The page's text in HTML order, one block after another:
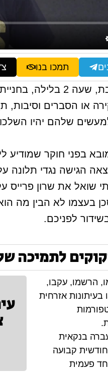
תמכו בנו
בחניית הבית,
או הסברים וסיבות,
שלהם יהיו
הגישה נגדי תלונה
שואל את שרון
בעצמו לא הבין מה
לפניכם.
לתמיכה
הרשמו, עקבו,
בעיתונות אזרחית
בנקאית
קבועה
פעמית